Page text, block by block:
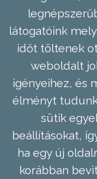
látogatóink
időt töltenek
weboldalt
igényeihez, és
élményt
sütik
beállításokat,
ha egy új
korábban